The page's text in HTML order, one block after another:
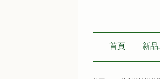
首頁 新品